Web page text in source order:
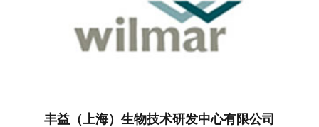
丰益（上海）生物技术研发中心有限公司